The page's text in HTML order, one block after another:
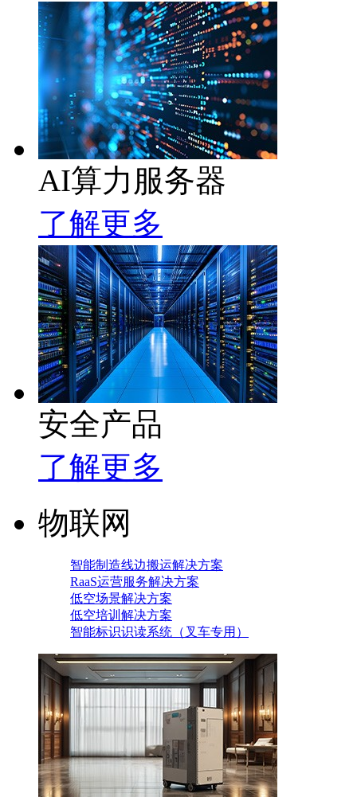
AI算力服务器
了解更多
安全产品
了解更多
物联网
智能制造线边搬运解决方案
RaaS运营服务解决方案
低空场景解决方案
低空培训解决方案
智能标识识读系统（叉车专用）